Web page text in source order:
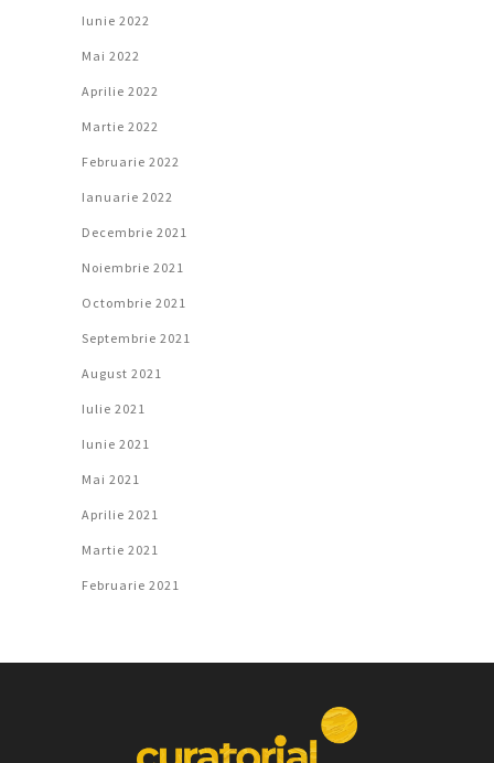
Iunie 2022
Mai 2022
Aprilie 2022
Martie 2022
Februarie 2022
Ianuarie 2022
Decembrie 2021
Noiembrie 2021
Octombrie 2021
Septembrie 2021
August 2021
Iulie 2021
Iunie 2021
Mai 2021
Aprilie 2021
Martie 2021
Februarie 2021